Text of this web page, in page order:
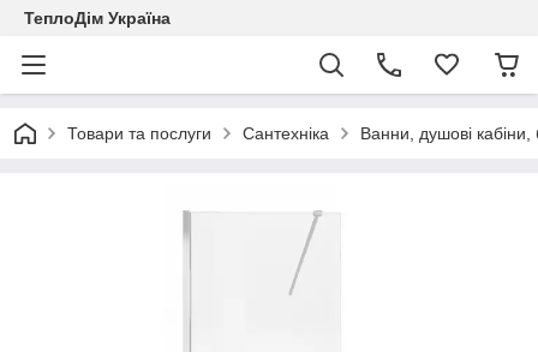
ТеплоДім Україна
Товари та послуги Сантехніка Ванни, душові кабіни,